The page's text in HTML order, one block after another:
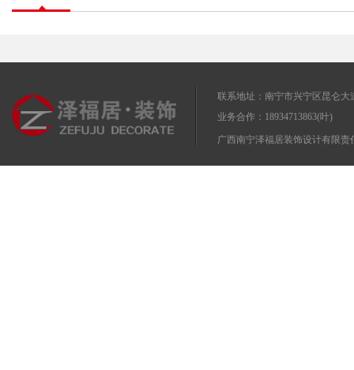
联系地址：南宁市兴宁区昆仑大
业务合作：18934713863(叶)
广西南宁泽福居装饰设计有限